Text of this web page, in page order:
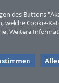
des Buttons
Cookie-
Weitere